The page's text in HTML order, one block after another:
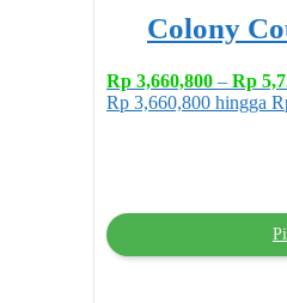
Colony
Rp 3,660,800 – Rp
Rp 3,660,800 hingga